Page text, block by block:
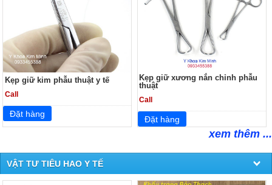
Kẹp giữ kim phẫu thuật y tế
Call
Kẹp giữ xương nắn chỉnh phẫu
thuật
Call
xem thêm ...
VẬT TƯ TIÊU HAO Y TẾ